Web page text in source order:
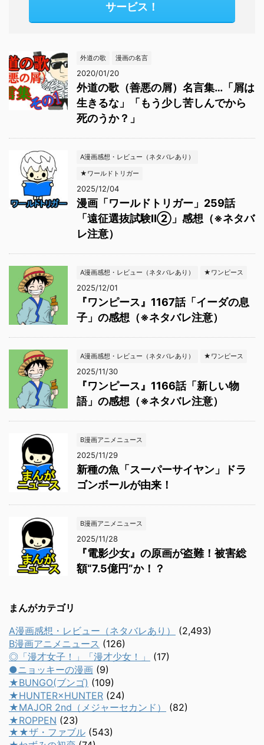
サービス！
外道の歌 漫画の名言
2020/01/20
外道の歌（善悪の屑）名言集…「屑は
生きるな」「もう少し苦しんでから
死のうか？」
A漫画感想・レビュー（ネタバレあり）
★ワールドトリガー
2025/12/04
漫画「ワールドトリガー」259話
「遠征選抜試験Ⅱ②」感想（※ネタバ
レ注意）
A漫画感想・レビュー（ネタバレあり） ★ワンピース
2025/12/01
『ワンピース』1167話「イーダの息
子」の感想（※ネタバレ注意）
A漫画感想・レビュー（ネタバレあり） ★ワンピース
2025/11/30
『ワンピース』1166話「新しい物
語」の感想（※ネタバレ注意）
B漫画アニメニュース
2025/11/29
新種の魚「スーパーサイヤン」ドラ
ゴンボールが由来！
B漫画アニメニュース
2025/11/28
『電影少女』の原画が盗難！被害総
額“7.5億円”か！？
まんがカテゴリ
A漫画感想・レビュー（ネタバレあり）
(2,493)
B漫画アニメニュース (126)
◎「漫才女子！」「漫才少女！」
(17)
●ニョッキーの漫画 (9)
★BUNGO(ブンゴ) (109)
★HUNTER×HUNTER (24)
★MAJOR 2nd（メジャーセカンド）
(82)
★ROPPEN (23)
★★ザ・ファブル (543)